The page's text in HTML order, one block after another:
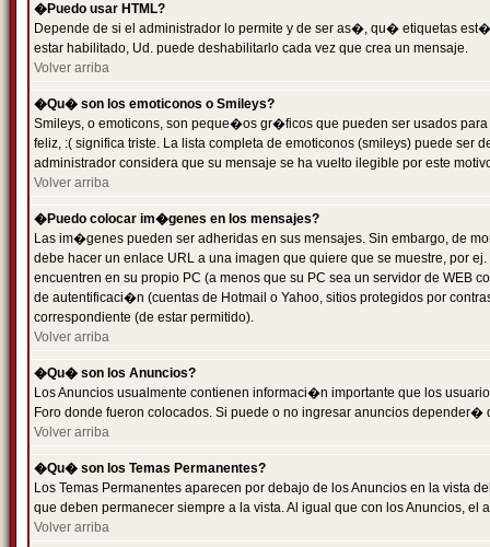
�Puedo usar HTML?
Depende de si el administrador lo permite y de ser as�, qu� etiquetas
estar habilitado, Ud. puede deshabilitarlo cada vez que crea un mensaje.
Volver arriba
�Qu� son los emoticonos o Smileys?
Smileys, o emoticons, son peque�os gr�ficos que pueden ser usados
feliz, :( significa triste. La lista completa de emoticonos (smileys) puede
administrador considera que su mensaje se ha vuelto ilegible por este
Volver arriba
�Puedo colocar im�genes en los mensajes?
Las im�genes pueden ser adheridas en sus mensajes. Sin embargo, de
debe hacer un enlace URL a una imagen que quiere que se muestre, por
encuentren en su propio PC (a menos que su PC sea un servidor de
de autentificaci�n (cuentas de Hotmail o Yahoo, sitios protegidos por
correspondiente (de estar permitido).
Volver arriba
�Qu� son los Anuncios?
Los Anuncios usualmente contienen informaci�n importante que los
Foro donde fueron colocados. Si puede o no ingresar anuncios
Volver arriba
�Qu� son los Temas Permanentes?
Los Temas Permanentes aparecen por debajo de los Anuncios en la
que deben permanecer siempre a la vista. Al igual que con los Anuncios,
Volver arriba